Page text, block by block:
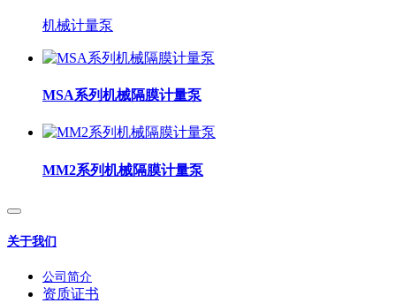
机械计量泵
MSA系列机械隔膜计量泵
MM2系列机械隔膜计量泵
关于我们
公司简介
资质证书